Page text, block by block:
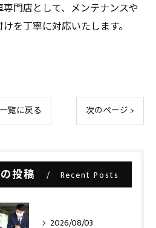
門店として、メンテナンスや
を丁寧に対応いたします。
一覧に戻る 次のページ >
投稿 Recent Posts
2026/08/03